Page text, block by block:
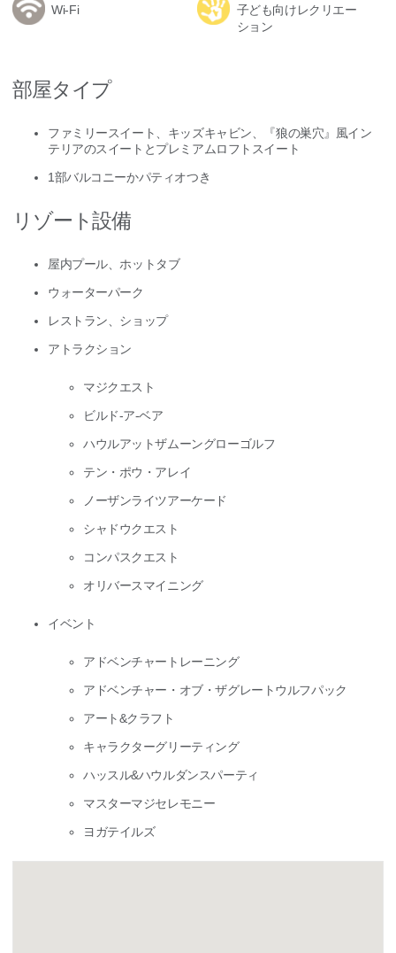
Wi-Fi
子ども向けレクリエー
ション
部屋タイプ
ファミリースイート、キッズキャビン、『狼の巣穴』風イン
テリアのスイートとプレミアムロフトスイート
1部バルコニーかパティオつき
リゾート設備
屋内プール、ホットタブ
ウォーターパーク
レストラン、ショップ
アトラクション
マジクエスト
ビルド-ア-ベア
ハウルアットザムーングローゴルフ
テン・ポウ・アレイ
ノーザンライツアーケード
シャドウクエスト
コンパスクエスト
オリバースマイニング
イベント
アドベンチャートレーニング
アドベンチャー・オブ・ザグレートウルフパック
アート&クラフト
キャラクターグリーティング
ハッスル&ハウルダンスパーティ
マスターマジセレモニー
ヨガテイルズ